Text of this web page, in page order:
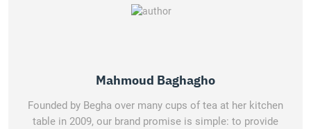
Mahmoud Baghagho
Founded by Begha over many cups of tea at her kitchen
table in 2009, our brand promise is simple: to provide